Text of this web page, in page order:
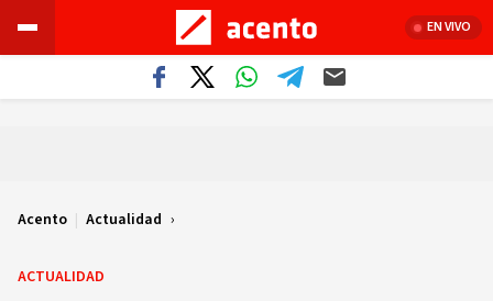
EN VIVO
Acento | Actualidad
ACTUALIDAD